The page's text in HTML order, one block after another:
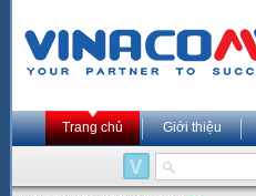
Trang chủ Giới thiệu